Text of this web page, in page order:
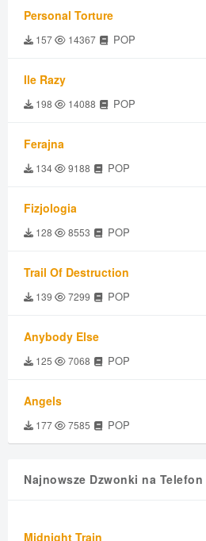
Personal Torture
157 14367 POP
Ile Razy
198 14088 POP
Ferajna
134 9188 POP
Fizjologia
128 8553 POP
Trail Of Destruction
139 7299 POP
Anybody Else
125 7068 POP
Angels
177 7585 POP
Najnowsze Dzwonki na Telefon
Midnight Train